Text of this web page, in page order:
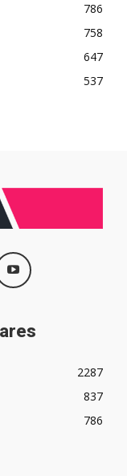
786
758
647
537
2287
837
786